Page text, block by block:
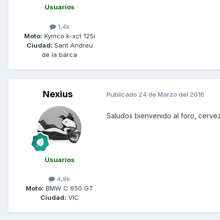
Usuarios
1,4k
Moto: Kymco k-xct 125i
Ciudad: Sant Andreu
de la barca
Nexius
Usuarios
4,8k
Moto: BMW C 650 GT
Ciudad: VIC
Publicado 24 de Marzo del 2016
Saludos bienvenido al foro,